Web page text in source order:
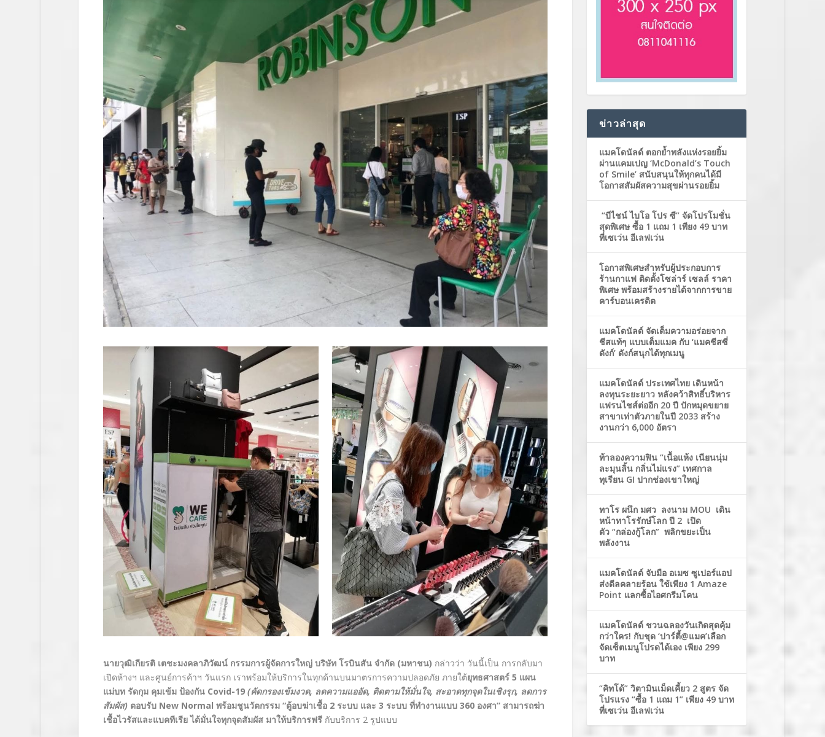
นายวุฒิเกียรติ เตชะมงคลาภิวัฒน์ กรรมการผู้จัดการใหญ่ บริษัท โรบินสัน จำกัด (มหาชน) กล่าวว่า วันนี้เป็น การกลับมา
เปิดห้างฯ และศูนย์การค้าฯ วันแรก เราพร้อมให้บริการในทุกด้านบนมาตรการความปลอดภัย ภายใต้ยุทธศาสตร์ 5 แผน
แม่บท รัดกุม คุมเข้ม ป้องกัน Covid-19 (คัดกรองเข้มงวด, ลดความแออัด, ติดตามให้มั่นใจ, สะอาดทุกจุดในเชิงรุก, ลดการ
สัมผัส) ตอบรับ New Normal พร้อมชูนวัตกรรม “ตู้อบฆ่าเชื้อ 2 ระบบ และ 3 ระบบ ที่ทำงานแบบ 360องศา” สามารถฆ่า
เชื้อไวรัสและแบคทีเรีย ได้มั่นใจทุกจุดสัมผัส มาให้บริการฟรี กับบริการ 2 รูปแบบ
ข่าวล่าสุด
แมคโดนัลด์ ตอกย้ำพลังแห่งรอยยิ้ม
ผ่านแคมเปญ ‘McDonald’s Touch
of Smile’ สนับสนุนให้ทุกคนได้มี
โอกาสสัมผัสความสุขผ่านรอยยิ้ม
“บีไชน์ ไบโอ โปร ซี” จัดโปรโมชั่น
สุดพิเศษ ซื้อ 1 แถม 1 เพียง 49 บาท
ที่เซเว่น อีเลฟเว่น
โอกาสพิเศษสำหรับผู้ประกอบการ
ร้านกาแฟ ติดตั้งโซล่าร์ เซลล์ ราคา
พิเศษ พร้อมสร้างรายได้จากการขาย
คาร์บอนเครดิต
แมคโดนัลด์ จัดเต็มความอร่อยจาก
ชีสแท้ๆ แบบเต็มแมค กับ ‘แมคชีสซี่
ดังก์’ ดังก์สนุกได้ทุกเมนู
แมคโดนัลด์ ประเทศไทย เดินหน้า
ลงทุนระยะยาว หลังคว้าสิทธิ์บริหาร
แฟรนไชส์ต่ออีก 20 ปี ปักหมุดขยาย
สาขาเท่าตัวภายในปี 2033 สร้าง
งานกว่า 6,000 อัตรา
ท้าลองความฟิน “เนื้อแห้ง เนียนนุ่ม
ละมุนลิ้น กลิ่นไม่แรง” เทศกาล
ทุเรียน GI ปากช่องเขาใหญ่
ทาโร ผนึก มศว ลงนาม MOU เดิน
หน้าทาโรรักษ์โลก ปี 2 เปิด
ตัว “กล่องกู้โลก” พลิกขยะเป็น
พลังงาน
แมคโดนัลด์ จับมือ อเมซ ซูเปอร์แอป
ส่งดีลคลายร้อน ใช้เพียง 1 Amaze
Point แลกซื้อไอศกรีมโคน
แมคโดนัลด์ ชวนฉลองวันเกิดสุดคุ้ม
กว่าใคร! กับชุด ‘ปาร์ตี้@แมค’เลือก
จัดเซ็ตเมนูโปรดได้เอง เพียง 299
บาท
“คิทโด้” วิตามินเม็ดเคี้ยว 2 สูตร จัด
โปรแรง “ซื้อ 1 แถม 1” เพียง 49 บาท
ที่เซเว่น อีเลฟเว่น